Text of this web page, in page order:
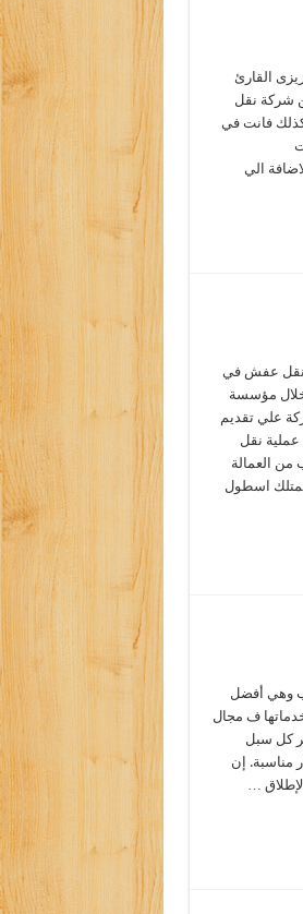
القارئ
شركة نقل
فانت في
الي
نقل عفش في
خلال مؤسسة
علي تقديم
عملية نقل
العمالة
تمتلك اسطول
وهي أفضل
ف مجال
كل سبل
مناسبة. إن
…